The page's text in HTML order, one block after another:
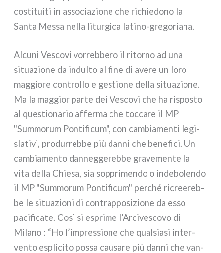
costi­tui­ti in asso­cia­zio­ne che richie­do­no la
Santa Messa nel­la litur­gi­ca latino-gregoriana.
Alcuni Vescovi vor­reb­be­ro il ritor­no ad una
situa­zio­ne da indul­to al fine di ave­re un loro
mag­gio­re con­trol­lo e gestio­ne del­la situa­zio­ne.
Ma la mag­gior par­te dei Vescovi che ha rispo­sto
al que­stio­na­rio affer­ma che toc­ca­re il MP
"Summorum Pontificum", con cam­bia­men­ti legi­
sla­ti­vi, pro­dur­reb­be più dan­ni che bene­fi­ci. Un
cam­bia­men­to dan­neg­ge­reb­be gra­ve­men­te la
vita del­la Chiesa, sia sop­pri­men­do o inde­bo­len­do
il MP "Summorum Pontificum" per­ché ricree­reb­
be le situa­zio­ni di con­trap­po­si­zio­ne da esso
paci­fi­ca­te. Così si espri­me l’Arcivescovo di
Milano : “Ho l’impressione che qual­sia­si inter­
ven­to espli­ci­to pos­sa cau­sa­re più dan­ni che van­